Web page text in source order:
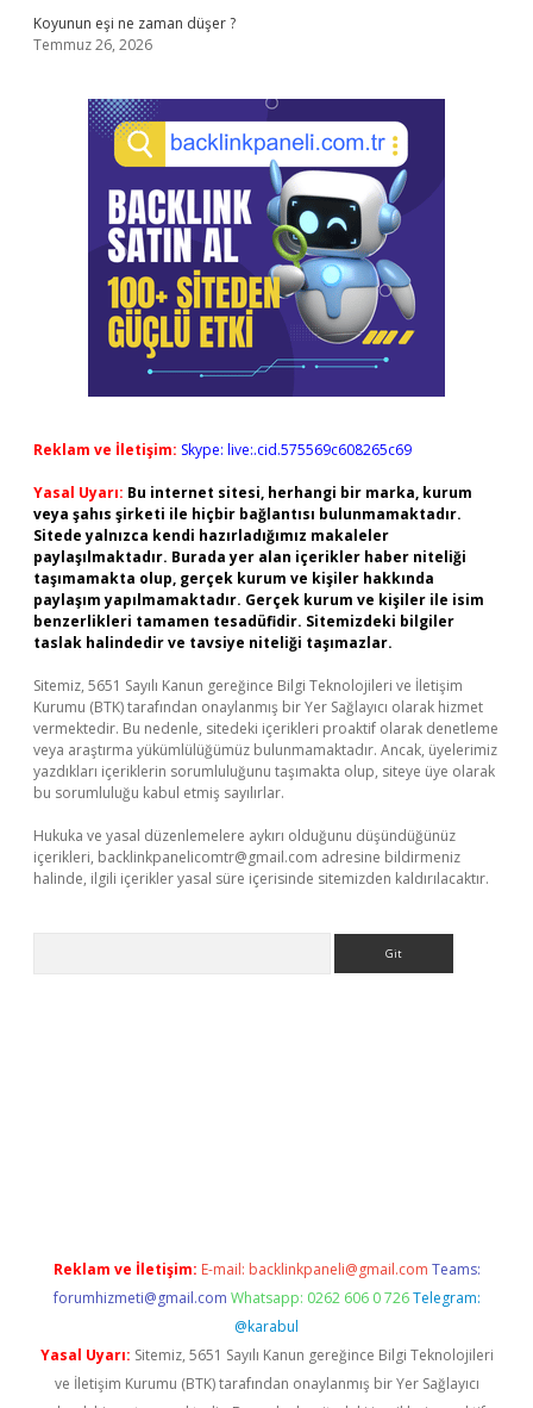
Koyunun eşi ne zaman düşer ?
Temmuz 26, 2026
Reklam ve İletişim: Skype: live:.cid.575569c608265c69
Yasal Uyarı: Bu internet sitesi, herhangi bir marka, kurum
veya şahıs şirketi ile hiçbir bağlantısı bulunmamaktadır.
Sitede yalnızca kendi hazırladığımız makaleler
paylaşılmaktadır. Burada yer alan içerikler haber niteliği
taşımamakta olup, gerçek kurum ve kişiler hakkında
paylaşım yapılmamaktadır. Gerçek kurum ve kişiler ile isim
benzerlikleri tamamen tesadüfidir. Sitemizdeki bilgiler
taslak halindedir ve tavsiye niteliği taşımazlar.
Sitemiz, 5651 Sayılı Kanun gereğince Bilgi Teknolojileri ve İletişim
Kurumu (BTK) tarafından onaylanmış bir Yer Sağlayıcı olarak hizmet
vermektedir. Bu nedenle, sitedeki içerikleri proaktif olarak denetleme
veya araştırma yükümlülüğümüz bulunmamaktadır. Ancak, üyelerimiz
yazdıkları içeriklerin sorumluluğunu taşımakta olup, siteye üye olarak
bu sorumluluğu kabul etmiş sayılırlar.
Hukuka ve yasal düzenlemelere aykırı olduğunu düşündüğünüz
içerikleri, backlinkpanelicomtr@gmail.com adresine bildirmeniz
halinde, ilgili içerikler yasal süre içerisinde sitemizden kaldırılacaktır.
Reklam ve İletişim: E-mail: backlinkpaneli@gmail.com Teams:
forumhizmeti@gmail.com Whatsapp: 0262 606 0 726 Telegram:
@karabul
Yasal Uyarı: Sitemiz, 5651 Sayılı Kanun gereğince Bilgi Teknolojileri
ve İletişim Kurumu (BTK) tarafından onaylanmış bir Yer Sağlayıcı